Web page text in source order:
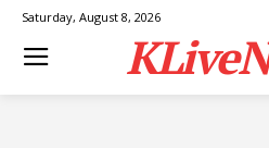
Saturday, August 8, 2026